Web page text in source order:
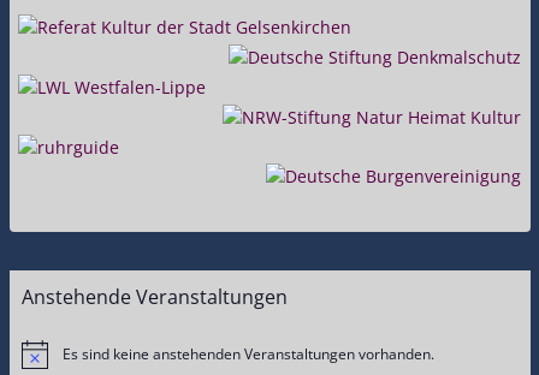
Anstehende Veranstaltungen
HinweisEs sind keine anstehenden Veranstaltungen vorhanden.